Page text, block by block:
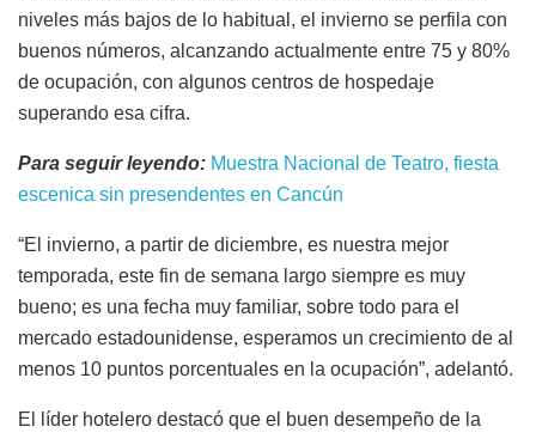
niveles más bajos de lo habitual, el invierno se perfila con
buenos números, alcanzando actualmente entre 75 y 80%
de ocupación, con algunos centros de hospedaje
superando esa cifra.
Para seguir leyendo: Muestra Nacional de Teatro, fiesta
escenica sin presendentes en Cancún
“El invierno, a partir de diciembre, es nuestra mejor
temporada, este fin de semana largo siempre es muy
bueno; es una fecha muy familiar, sobre todo para el
mercado estadounidense, esperamos un crecimiento de al
menos 10 puntos porcentuales en la ocupación”, adelantó.
El líder hotelero destacó que el buen desempeño de la